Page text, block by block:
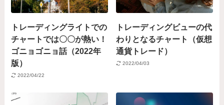
トレーディングライトでの
チャートでは〇〇が熱い！
ゴニョゴニョ話（2022年
版）
2022/04/22
トレーディングビューの代
わりとなるチャート（仮想
通貨トレード）
2022/04/03